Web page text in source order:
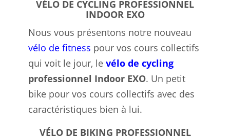
VÉLO DE CYCLING PROFESSIONNEL
INDOOR EXO
Nous vous présentons notre nouveau
vélo de fitness pour vos cours collectifs
qui voit le jour, le vélo de cycling
professionnel Indoor EXO. Un petit
bike pour vos cours collectifs avec des
caractéristiques bien à lui.
VÉLO DE BIKING PROFESSIONNEL